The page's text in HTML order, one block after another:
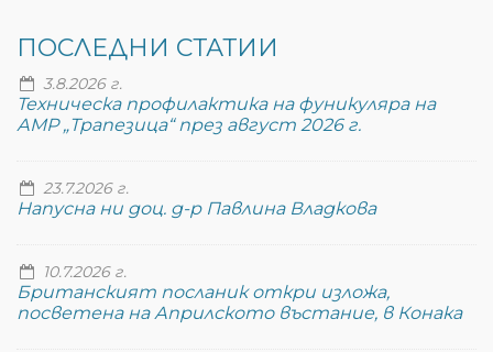
ПОСЛЕДНИ СТАТИИ
3.8.2026 г.
Техническа профилактика на фуникуляра на
АМР „Трапезица“ през август 2026 г.
23.7.2026 г.
Напусна ни доц. д-р Павлина Владкова
10.7.2026 г.
Британският посланик откри изложа,
посветена на Априлското въстание, в Конака